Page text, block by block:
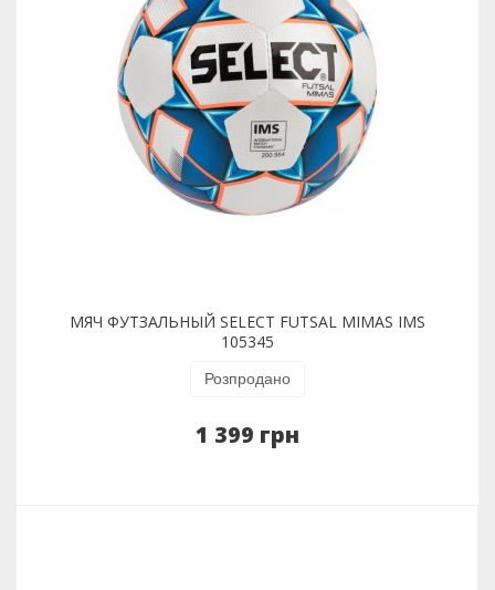
МЯЧ ФУТЗАЛЬНЫЙ SELECT FUTSAL MIMAS IMS
105345
Розпродано
1 399 грн